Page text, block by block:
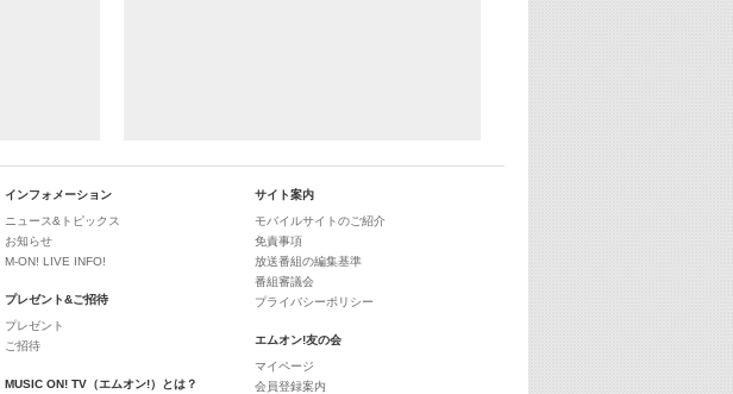
インフォメーション
ニュース&トピックス
お知らせ
M-ON! LIVE INFO!
プレゼント&ご招待
プレゼント
ご招待
MUSIC ON! TV（エムオン!）とは？
サイト案内
モバイルサイトのご紹介
免責事項
放送番組の編集基準
番組審議会
プライバシーポリシー
エムオン!友の会
マイページ
会員登録案内